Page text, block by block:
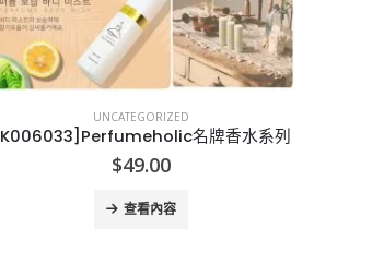
UNCATEGORIZED
[A005212]NATURALL 印花床單公仔款
$119.00
查看內容